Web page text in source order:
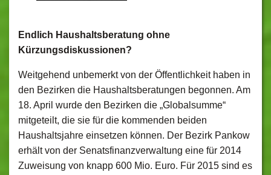
Endlich Haushaltsberatung ohne
Kürzungsdiskussionen?
Weitgehend unbemerkt von der Öffentlichkeit haben in
den Bezirken die Haushaltsberatungen begonnen. Am
18. April wurde den Bezirken die „Globalsumme“
mitgeteilt, die sie für die kommenden beiden
Haushaltsjahre einsetzen können. Der Bezirk Pankow
erhält von der Senatsfinanzverwaltung eine für 2014
Zuweisung von knapp 600 Mio. Euro. Für 2015 sind es